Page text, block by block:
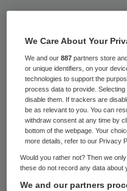
Beroepsonderwijs
structureel
juli ondertekenden
Heerenveen een
spreken ze af om
creëren voor mbo-
“Door de actuele
We Care About Your
We and our887 partners store
or unique identifiers, on your
technologies to support the
process data to provide.
disable them. If trackers are
be as relevant to you. You can
withdraw consent at any time by
bottom of the webpage. Your
more details, refer to our Privacy
Would you rather not? Then we
these do not record any data about
We and our partners